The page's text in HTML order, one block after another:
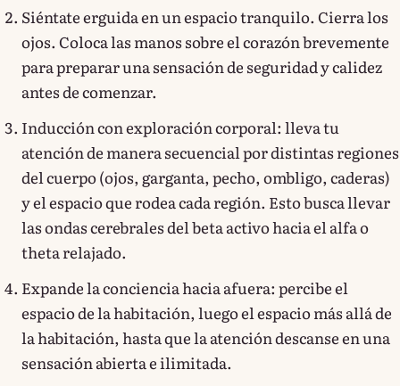
Siéntate erguida en un espacio tranquilo. Cierra los
ojos. Coloca las manos sobre el corazón brevemente
para preparar una sensación de seguridad y calidez
antes de comenzar.
Inducción con exploración corporal: lleva tu
atención de manera secuencial por distintas regiones
del cuerpo (ojos, garganta, pecho, ombligo, caderas)
y el espacio que rodea cada región. Esto busca llevar
las ondas cerebrales del beta activo hacia el alfa o
theta relajado.
Expande la conciencia hacia afuera: percibe el
espacio de la habitación, luego el espacio más allá de
la habitación, hasta que la atención descanse en una
sensación abierta e ilimitada.